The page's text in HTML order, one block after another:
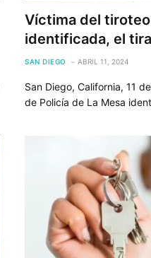
Víctima del
identificada, el
SAN DIEGO ABRIL 11, 2024
San Diego, California, 11
de Policía de La Mesa